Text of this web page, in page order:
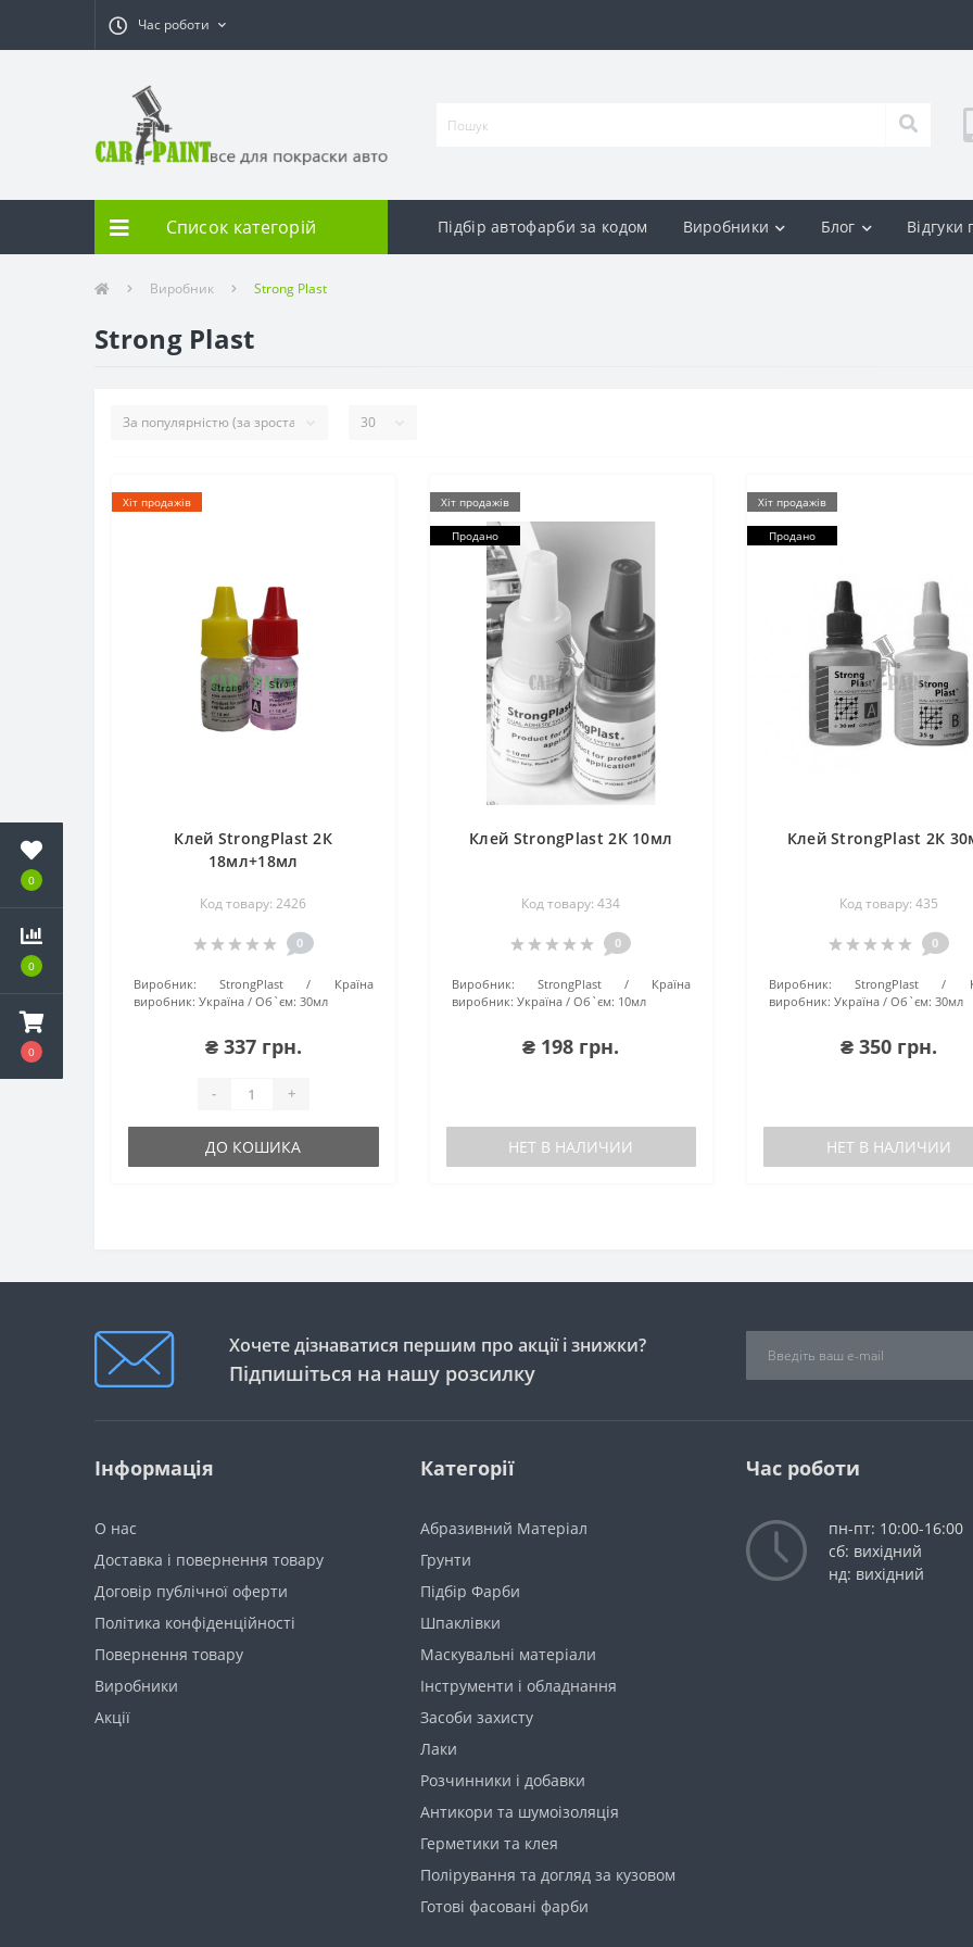
0
0
0
Час роботи
Список категорій Підбір автофарби за кодом Виробники Блог
Виробник Strong Plast
Strong Plast
Хіт продажів
Клей StrongPlast 2К
18мл+18мл
Код товару: 2426
0
Виробник: StrongPlast
Країна
виробник: Україна Об`єм: 30мл
₴ 337 грн.
- +
ДО КОШИКА
Хіт продажів
Продано
Клей StrongPlast 2К 10мл
Код товару: 434
0
Виробник: StrongPlast
Країна
виробник: Україна Об`єм: 10мл
₴ 198 грн.
НЕТ В НАЛИЧИИ
Хіт продажів
Продано
Клей StrongPlast 2К
Код товару: 435
0
Виробник: StrongPlast
виробник: Україна Об`єм: 30мл
₴ 350 грн.
НЕТ В НАЛИЧИИ
Хочете дізнаватися першим про акції і знижки?
Підпишіться на нашу розсилку
Інформація
О нас
Доставка і повернення товару
Договір публічної оферти
Політика конфіденційності
Повернення товару
Виробники
Акції
Категорії
Абразивний Матеріал
Грунти
Підбір Фарби
Шпаклівки
Маскувальні матеріали
Інструменти і обладнання
Засоби захисту
Лаки
Розчинники і добавки
Антикори та шумоізоляція
Герметики та клея
Полірування та догляд за кузовом
Готові фасовані фарби
Час роботи
пн-пт: 10:00-16:00
сб: вихідний
нд: вихідний